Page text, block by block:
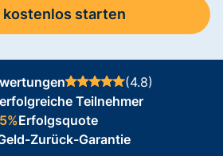
starten
(4.8)
erfolgreiche Teilnehmer
Erfolgsquote
Zurück-Garantie